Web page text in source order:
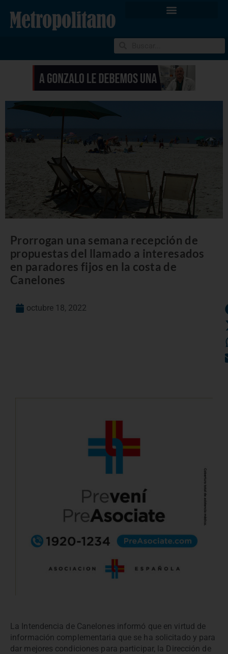
Prorrogan una semana recepción de
propuestas del llamado a interesados
en paradores fijos en la costa de
Canelones
octubre 18, 2022
La Intendencia de Canelones informó que en virtud de
información complementaria que se ha solicitado y para
dar mejores condiciones para participar, la Dirección de